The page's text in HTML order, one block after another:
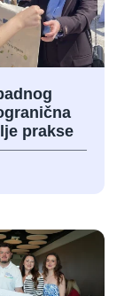
prakse